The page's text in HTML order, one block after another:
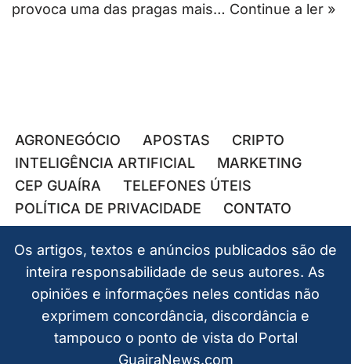
provoca uma das pragas mais… Continue a ler »
AGRONEGÓCIO APOSTAS
CRIPTO
INTELIGÊNCIA ARTIFICIAL
MARKETING
CEP GUAÍRA
TELEFONES ÚTEIS
POLÍTICA DE PRIVACIDADE
CONTATO
Os artigos, textos e anúncios publicados são de
inteira responsabilidade de seus autores. As
opiniões e informações neles contidas não
exprimem concordância, discordância e
tampouco o ponto de vista do Portal
GuairaNews.com